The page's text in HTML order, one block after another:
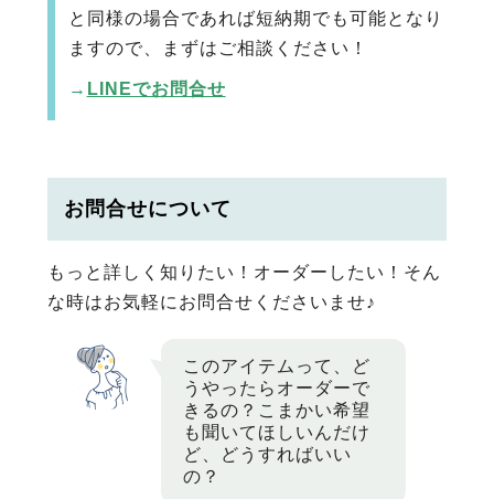
と同様の場合であれば短納期でも可能となり
ますので、まずはご相談ください！
→ LINEでお問合せ
お問合せについて
もっと詳しく知りたい！オーダーしたい！そん
な時はお気軽にお問合せくださいませ♪
このアイテムって、ど
うやったらオーダーで
きるの？こまかい希望
も聞いてほしいんだけ
ど、どうすればいい
の？